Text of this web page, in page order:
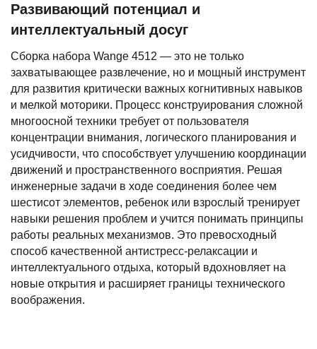
Развивающий потенциал и
интеллектуальный досуг
Сборка набора Wange 4512 — это не только
захватывающее развлечение, но и мощный инструмент
для развития критически важных когнитивных навыков
и мелкой моторики. Процесс конструирования сложной
многоосной техники требует от пользователя
концентрации внимания, логического планирования и
усидчивости, что способствует улучшению координации
движений и пространственного восприятия. Решая
инженерные задачи в ходе соединения более чем
шестисот элементов, ребенок или взрослый тренирует
навыки решения проблем и учится понимать принципы
работы реальных механизмов. Это превосходный
способ качественной антистресс-релаксации и
интеллектуального отдыха, который вдохновляет на
новые открытия и расширяет границы технического
воображения.